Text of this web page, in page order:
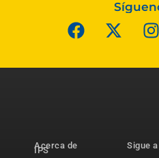
Acerca de
IPS
Sigue